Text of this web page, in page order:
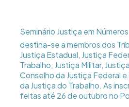
Seminário Justiça em Números
destina-se a membros dos
Justiça Estadual, Justiça
Trabalho, Justiça Militar,
Conselho da Justiça Federal
da Justiça do Trabalho. As
feitas até 26 de outubro no